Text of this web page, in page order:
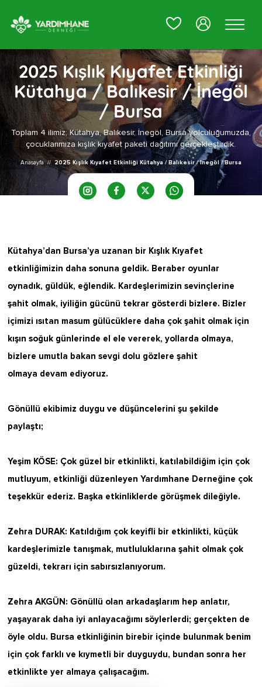
2025 Kışlık Kıyafet Etkinliği
Kütahya / Balıkesir / İnegöl
/ Bursa
Toplam 4 ilimiz; Kütahya, Balıkesir, İnegöl, Bursa yolculuğumuzda,
çocuklarımıza kışlık kıyafet paketi dağıtımı gerçekleştirdik.
Anasayfa // 2025 Kışlık Kıyafet Etkinliği Kütahya / Balıkesir / İnegöl / Bursa
Kütahya’dan Bursa’ya uzanan bir Kışlık Kıyafet
etkinliğimizin daha sonuna geldik. Beraber oyunlar
oynadık, güldük, eğlendik. Kardeşlerimizin sevinçlerine
şahit olmak, iyiliğin gücünü tekrar gösterdi bizlere. Bizler
içimizi ısıtan masum gülücüklere daha çok şahit olmak için
kışın soğuk günlerinde el ele vererek, yollarda olmaya,
bizlere umutla bakan sevgi dolu gözlere şahit
olmaya devam ediyoruz.
Gönüllü ekibimiz duygu ve düşüncelerini şu şekilde
paylaştı;
Yeşim KÖSE: Çok güzel bir etkinlikti, katılabildiğim için çok
mutluyum, etkinliği düzenleyen Yardımhane Derneğine çok
teşekkür ederiz. Başka etkinliklerde görüşmek dileğiyle.
Zehra DURAK: Katıldığım çok keyifli bir etkinlikti, küçük
kardeşlerimizle tanışmak, mutluluklarına şahit olmak çok
güzeldi, tekrarı için sabırsızlanıyorum.
Zehra AKGÜN: Gönüllü olan arkadaşlarım hep anlatır,
yaşayarak daha iyi anlayacağımı söylerlerdi; gerçekten de
öyle oldu. Bursa etkinliğinin birebir içinde bulunmak benim
için çok farklı ve kıymetli bir duyguydu, bundan sonra her
etkinlikte yer almaya çalışacağım.